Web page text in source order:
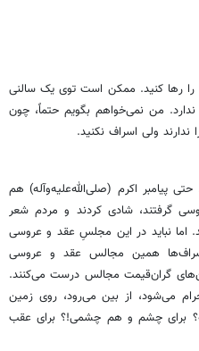
رها کنید. ممکن است توی یک سالنی
من نمی‌خواهم بگویم حتماً، چون
ندارند ولی اسراف نکنید.
اکرم (صلی‌الله‌علیه‌وآله) هم
گرفتند، شادی کردند و مردم شعر
اما نباید در این مجلسِ عقد و عروسی
اسراف‌ها همین مجالس عقد و عروسی
گران‌قیمت مجالس درست می‌کنند.
می‌شود، از بین می‌رود، روی زمین
برای چشم و هم چشمی!؟ برای عقب